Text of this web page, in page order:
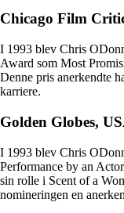
Chicago Film
I 1993 blev Chris
Award som Most
Denne pris anerkendte
karriere.
Golden Globes,
I 1993 blev Chris
Performance by an
sin rolle i Scent of a
nomineringen en